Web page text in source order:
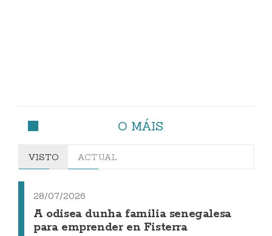
O MÁIS
VISTO ACTUAL
28/07/2026
A odisea dunha familia senegalesa
para emprender en Fisterra